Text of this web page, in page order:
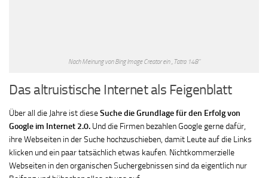
Nach Meinung von Bing Image Creator ein „Tatra 148“
Das altruistische Internet als Feigenblatt
Über all die Jahre ist dieseSuche die Grundlage für den Erfolg von
Google im Internet 2.0. Und die Firmen bezahlen Google gerne dafür,
ihre Webseiten in der Suche hochzuschieben, damit Leute auf die Links
klicken und ein paar tatsächlich etwas kaufen. Nichtkommerzielle
Webseiten in den organischen Suchergebnissen sind da eigentlich nur